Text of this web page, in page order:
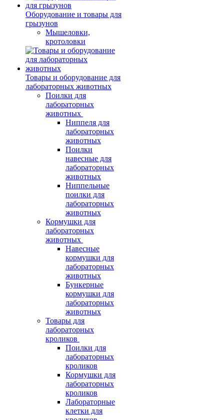
Оборудование и товары для
грызунов
Мышеловки,
кротоловки
Товары и оборудование для
лабораторных животных
Поилки для
лабораторных
животных
Ниппеля для
лабораторных
животных
Поилки
навесные для
лабораторных
животных
Ниппельные
поилки для
лабораторных
животных
Кормушки для
лабораторных
животных
Навесные
кормушки для
лабораторных
животных
Бункерные
кормушки для
лабораторных
животных
Товары для
лабораторных
кроликов
Поилки для
лабораторных
кроликов
Кормушки для
лабораторных
кроликов
Лабораторные
клетки для